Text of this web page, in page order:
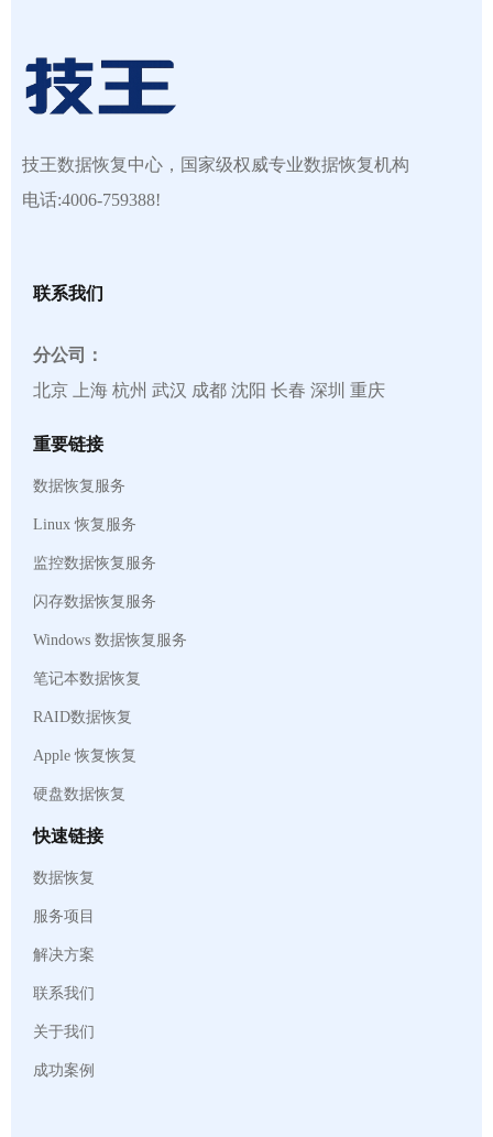
技王数据恢复中心，国家级权威专业数据恢复机构
电话:4006-759388!
联系我们
分公司：
北京 上海 杭州 武汉 成都 沈阳 长春 深圳 重庆
重要链接
数据恢复服务
Linux 恢复服务
监控数据恢复服务
闪存数据恢复服务
Windows 数据恢复服务
笔记本数据恢复
RAID数据恢复
Apple 恢复恢复
硬盘数据恢复
快速链接
数据恢复
服务项目
解决方案
联系我们
关于我们
成功案例